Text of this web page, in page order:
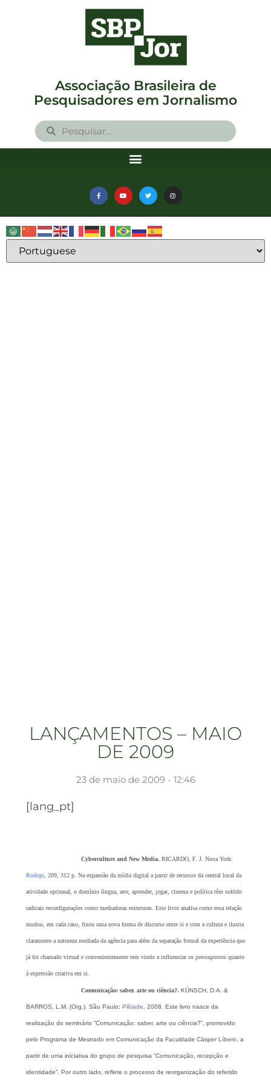
Associação Brasileira de
Pesquisadores em Jornalismo
LANÇAMENTOS – MAIO
DE 2009
23 de maio de 2009 - 12:46
[lang_pt]
Cyberculture and New Media. RICARDO, F. J. Nova York:
Rodopi , 209, 312 p. Na expansão da mídia digital a partir de recursos da central local da
atividade opcional, o domínio língua, arte, aprender, jogar, cinema e política têm sofrido
radicais reconfigurações como mediadoras estruturas. Este livro analisa como essa relação
mudou, em cada caso, fixou uma nova forma de discurso entre si e com a cultura e ilustra
claramente a natureza mediada da agência para além da separação formal da experiência que
já foi chamado virtual e convenientemente tem vindo a influenciar os pressupostos quanto
à expressão criativa em si.
Comunicação: saber, arte ou ciência?. KÜNSCH, D.A. &
BARROS, L.M. (Org.). São Paulo: Plêiade , 2008. Este livro nasce da
realização do seminário “Comunicação: saber, arte ou ciência?”, promovido
pelo Programa de Mestrado em Comunicação da Faculdade Cásper Líbero, a
partir de uma iniciativa do grupo de pesquisa “Comunicação, recepção e
identidade”. Por outro lado, reflete o processo de reorganização do referido